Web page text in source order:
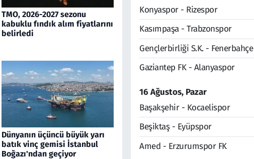
TMO, 2026-2027 sezonu
kabuklu fındık alım fiyatlarını
belirledi
Dünyanın üçüncü büyük yarı
batık vinç gemisi İstanbul
Boğazı'ndan geçiyor
Konyaspor - Rizespor
Kasımpaşa - Trabzonspor
Gençlerbirliği S.K. - Fenerbahçe
Gaziantep FK - Alanyaspor
16 Ağustos, Pazar
Başakşehir - Kocaelispor
Beşiktaş - Eyüpspor
Amed - Erzurumspor FK